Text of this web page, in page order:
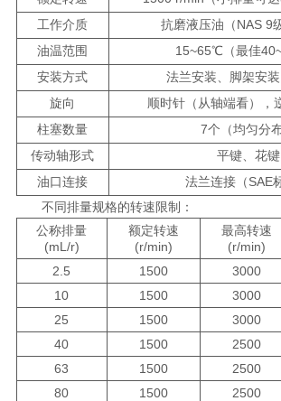
工作介质
抗磨液压油（NAS 9
油温范围
15~65℃（最佳
安装方式
法兰安装、脚架安装
旋向
顺时针（从轴端看），
柱塞数量
7个（均匀分布
传动轴形式
平键、花键
油口连接
法兰连接（SAE
不同排量规格的转速限制：
公称排量
(mL/r)
额定转速
(r/min)
最高转速
(r/min)
2.5
1500 3000
10
1500 3000
25
1500 3000
40
1500 2500
63
1500 2500
80
1500 2500